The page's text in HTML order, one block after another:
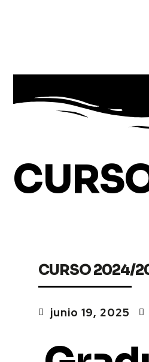
CURSO 2024/
junio 19, 2025